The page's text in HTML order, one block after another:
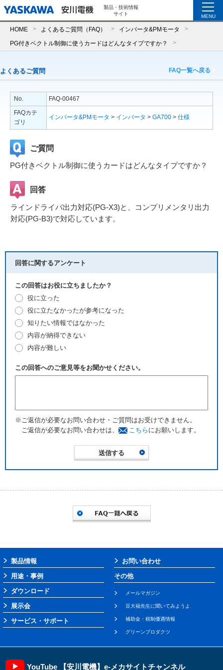
製品・技術情報
サイト
MENU
HOME よくあるご質問（FAQ） インバータ&PMモータ
PG付きベクトル制御に使うカードはどんなタイプですか？
よくあるご質問 FAQ一覧へ戻る
No.
FAQ-00467
FAQカテ
ゴリ
インバータ&PMモータ > インバータ > GA700 > 仕様
ご質問
PG付きベクトル制御に使うカードはどんなタイプですか？
回答
ラインドライバ出力対応(PG-X3)と、コンプリメンタリ出力
対応(PG-B3)で対応しています。
回答に関するアンケート
この回答はお役に立ちましたか？
役に立った
役に立たなかったが参考になった
知りたい情報ではなかった
内容が納得できない
内容が難しい
この回答へのご意見等をお聞かせください。
※ご返信が必要なお問い合わせ・ご質問はお受けできません。
ご返信が必要なお問い合わせは、
こちら にお願いします。
製品情報
用途・事例
ダウンロード
展示会
サービス・サポート
お問い合わせ
その他
メールマガジン
豆大福先生に聞いてみようよ
補助金・税制優遇情報
グリーンプロダクツ
YouTube 【安川電機】e-メカサイトチャンネル